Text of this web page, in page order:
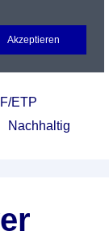
Login
ETP
Nachhaltig
Akzeptieren